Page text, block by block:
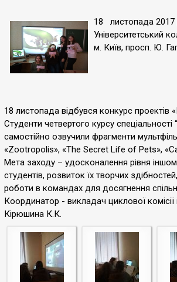
18 листопада 2017
Університетський
м. Київ, просп. Ю.
18 листопада відбувся конкурс проектів
Студенти четвертого курсу спеціальності
самостійно озвучили фрагменти
«Zootropolis», «The Secret Life of Pets»,
Мета заходу – удосконалення рівня
студентів, розвиток їх творчих
роботи в командах для досягнення
Координатор - викладач циклової
Кірюшина К.К.